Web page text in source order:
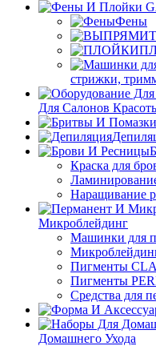
Фены
стрижки,
Для Салонов
Краска для
Наращивание
Микроблейдинг
Машинки для
Пигменты
Пигменты
Средства для
Домашнего Ухода